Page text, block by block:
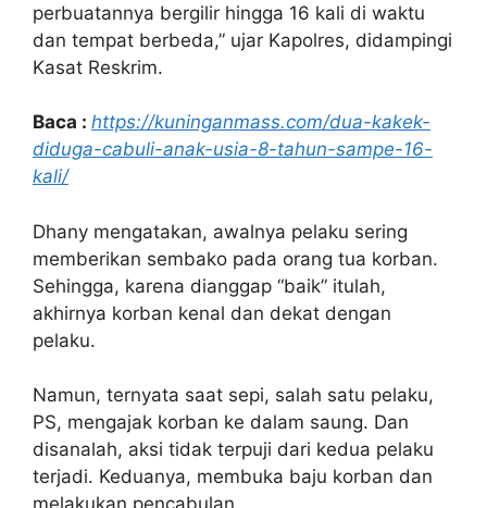
perbuatannya bergilir hingga 16 kali di waktu
dan tempat berbeda,” ujar Kapolres, didampingi
Kasat Reskrim.
Baca : https://kuninganmass.com/dua-kakek-
diduga-cabuli-anak-usia-8-tahun-sampe-16-
kali/
Dhany mengatakan, awalnya pelaku sering
memberikan sembako pada orang tua korban.
Sehingga, karena dianggap “baik” itulah,
akhirnya korban kenal dan dekat dengan
pelaku.
Namun, ternyata saat sepi, salah satu pelaku,
PS, mengajak korban ke dalam saung. Dan
disanalah, aksi tidak terpuji dari kedua pelaku
terjadi. Keduanya, membuka baju korban dan